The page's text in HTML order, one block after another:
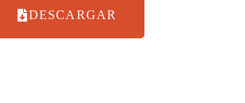
DESCARGAR